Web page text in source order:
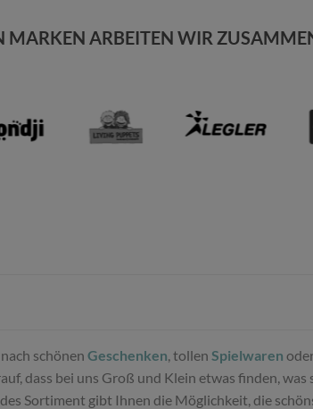
MARKEN ARBEITEN WIR
schönen Geschenken , tollen Spielwaren
dass bei uns Groß und Klein etwas finden, was
Sortiment gibt Ihnen die Möglichkeit, die